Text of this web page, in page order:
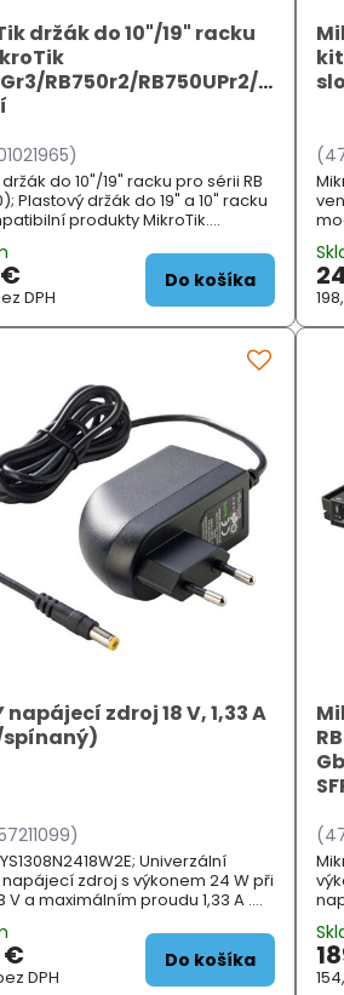
držák do 10"/19" racku
RB750r2/RB750UPr2/
do 10"/19" racku pro sérii RB
Plastový držák do 19" a 10" racku
produkty MikroTik.
uchycení vpravo nebo vlevo a
držáků vedle sebe do
DPH
Do košíka
je
napájecí zdroj 18 V, 1,33 A
spínaný)
Univerzální
zdroj s výkonem 24 W při
V a maximálním proudu 1,33 A .
5,5 x 2,1 x 11 mm a délka
m ....
€
DPH
Do košíka